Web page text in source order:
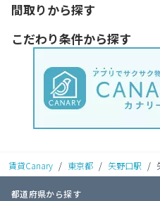
間取りから探す
こだわり条件から探す
賃貸Canary / 東京都 / 矢野口駅 /
都道府県から探す